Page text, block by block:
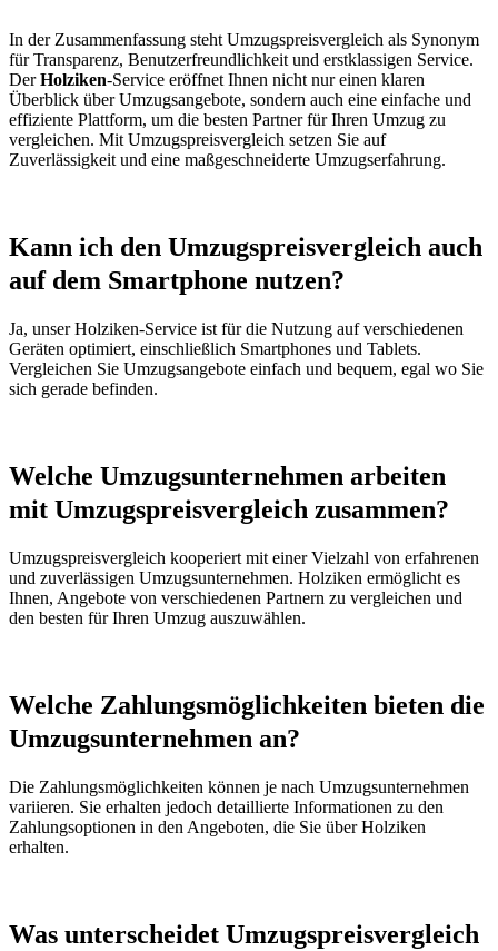
In der Zusammenfassung steht Umzugspreisvergleich als Synonym
für Transparenz, Benutzerfreundlichkeit und erstklassigen Service.
DerHolziken-Service eröffnet Ihnen nicht nur einen klaren
Überblick über Umzugsangebote, sondern auch eine einfache und
effiziente Plattform, um die besten Partner für Ihren Umzug zu
vergleichen. Mit Umzugspreisvergleich setzen Sie auf
Zuverlässigkeit und eine maßgeschneiderte Umzugserfahrung.
Kann ich den Umzugspreisvergleich auch
auf dem Smartphone nutzen?
Ja, unser Holziken-Service ist für die Nutzung auf verschiedenen
Geräten optimiert, einschließlich Smartphones und Tablets.
Vergleichen Sie Umzugsangebote einfach und bequem, egal wo Sie
sich gerade befinden.
Welche Umzugsunternehmen arbeiten
mit Umzugspreisvergleich zusammen?
Umzugspreisvergleich kooperiert mit einer Vielzahl von erfahrenen
und zuverlässigen Umzugsunternehmen. Holziken ermöglicht es
Ihnen, Angebote von verschiedenen Partnern zu vergleichen und
den besten für Ihren Umzug auszuwählen.
Welche Zahlungsmöglichkeiten bieten die
Umzugsunternehmen an?
Die Zahlungsmöglichkeiten können je nach Umzugsunternehmen
variieren. Sie erhalten jedoch detaillierte Informationen zu den
Zahlungsoptionen in den Angeboten, die Sie über Holziken
erhalten.
Was unterscheidet Umzugspreisvergleich